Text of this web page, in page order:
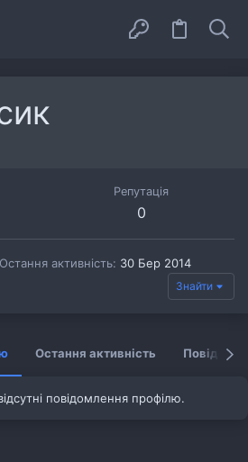
Репутація
0
Остання активність 30 Бер 2014
Знайти
Остання активність
повідомлення профілю.